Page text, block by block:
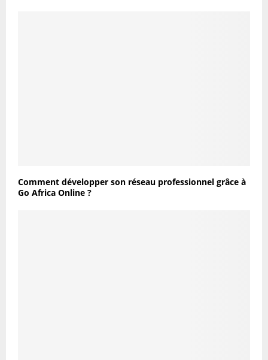
Comment développer son réseau professionnel grâce à
Go Africa Online ?